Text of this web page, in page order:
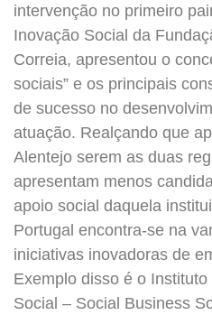
intervenção no primeiro
Inovação Social da
Correia, apresentou o
sociais” e os principais
de sucesso no
atuação. Realçando que
Alentejo serem as duas
apresentam menos
apoio social daquela
Portugal encontra-se na
iniciativas inovadoras de
Exemplo disso é o
Social – Social Business